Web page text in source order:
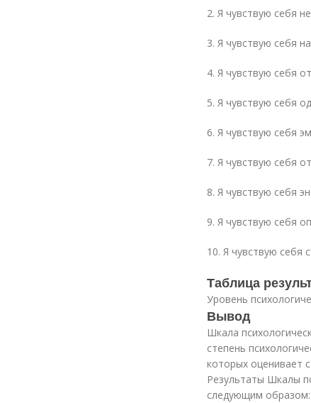
2. Я чувствую себя
3. Я чувствую себя
4. Я чувствую себя
5. Я чувствую себя
6. Я чувствую себя
7. Я чувствую себя
8. Я чувствую себя
9. Я чувствую себя
10. Я чувствую себя
Таблица
Уровень
Вывод
Шкала
степень
которых оценивает
Результаты Шкалы
следующим образом: